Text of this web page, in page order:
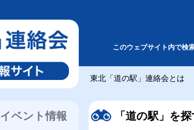
イベント情報 「道の駅」を
東北「道の駅」連絡会とは
このウェブサイト内で検